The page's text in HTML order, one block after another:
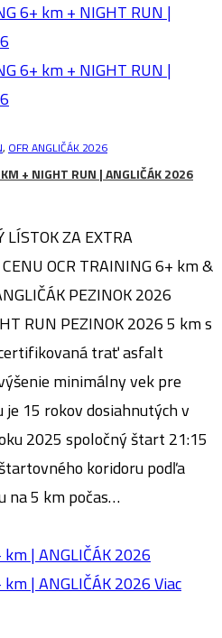
, OFR ANGLIČÁK 2026
+ NIGHT RUN | ANGLIČÁK 2026
LÍSTOK ZA EXTRA
OCR TRAINING 6+ km &
PEZINOK 2026
RUN PEZINOK 2026 5 km s
trať asfalt
minimálny vek pre
15 rokov dosiahnutých v
2025 spoločný štart 21:15
koridoru podľa
na 5 km počas…
Viac